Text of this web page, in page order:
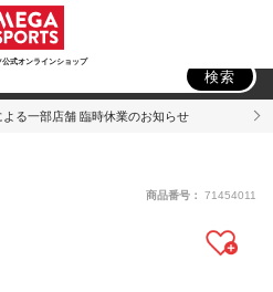
公式オンラインショップ
検索
る一部店舗 臨時休業のお知らせ
商品番号： 71454011